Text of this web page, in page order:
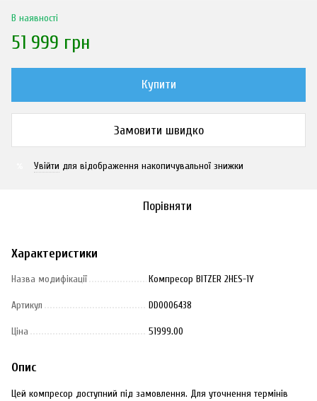
В наявності
51 999 грн
Купити
Замовити швидко
Увійти для відображення накопичувальної знижки
Порівняти
Характеристики
Назва модифікації Компресор BITZER 2HES-1Y
Артикул DD0006438
Ціна 51999.00
Опис
Цей компресор доступний під замовлення. Для уточнення термінів